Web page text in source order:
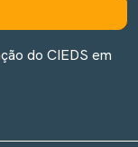
do CIEDS em